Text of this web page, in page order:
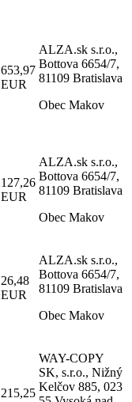
653,97
EUR
ALZA.sk s.r.o.,
Bottova 6654/7,
81109 Bratislava
Obec Makov
127,26
EUR
ALZA.sk s.r.o.,
Bottova 6654/7,
81109 Bratislava
Obec Makov
26,48
EUR
ALZA.sk s.r.o.,
Bottova 6654/7,
81109 Bratislava
Obec Makov
215,25
WAY-COPY
SK, s.r.o., Nižný
Kelčov 885, 023